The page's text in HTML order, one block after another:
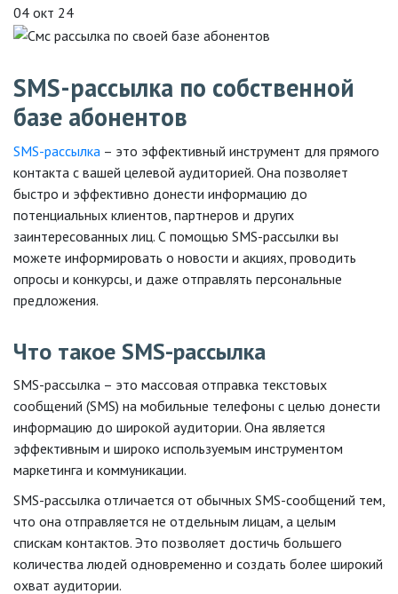
04 окт 24
SMS-рассылка по собственной
базе абонентов
SMS-рассылка – это эффективный инструмент для прямого
контакта с вашей целевой аудиторией. Она позволяет
быстро и эффективно донести информацию до
потенциальных клиентов, партнеров и других
заинтересованных лиц. С помощью SMS-рассылки вы
можете информировать о новости и акциях, проводить
опросы и конкурсы, и даже отправлять персональные
предложения.
Что такое SMS-рассылка
SMS-рассылка – это массовая отправка текстовых
сообщений (SMS) на мобильные телефоны с целью донести
информацию до широкой аудитории. Она является
эффективным и широко используемым инструментом
маркетинга и коммуникации.
SMS-рассылка отличается от обычных SMS-сообщений тем,
что она отправляется не отдельным лицам, а целым
спискам контактов. Это позволяет достичь большего
количества людей одновременно и создать более широкий
охват аудитории.